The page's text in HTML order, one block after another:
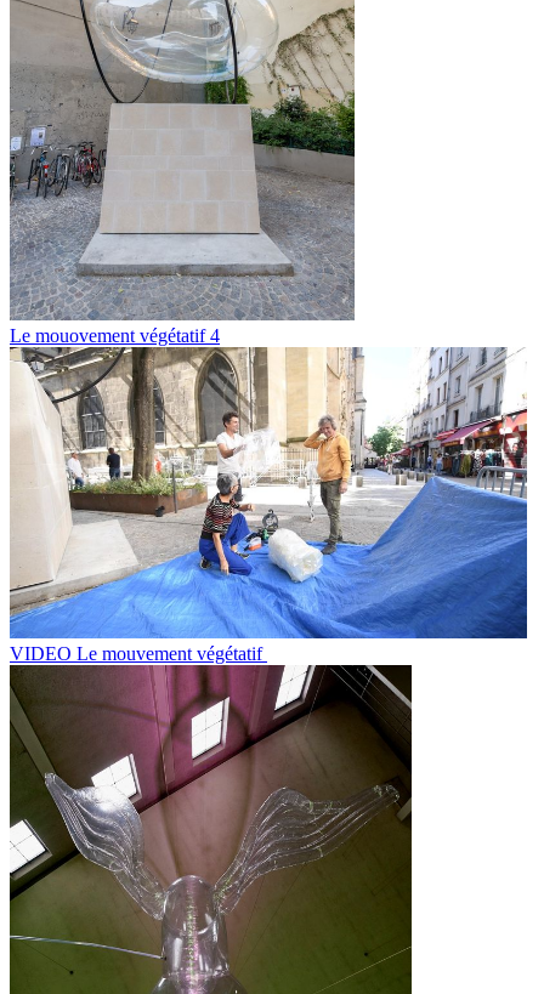
Le mouovement végétatif 4
VIDEO Le mouvement végétatif